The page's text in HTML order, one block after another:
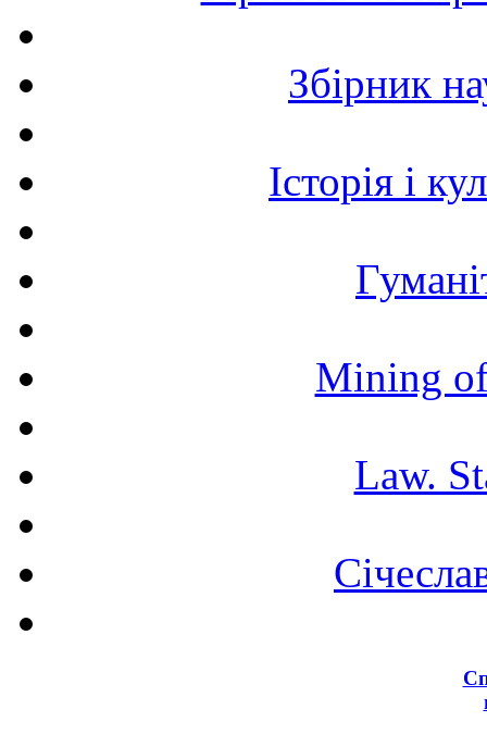
Збірник
Історія і
Mining
Law.